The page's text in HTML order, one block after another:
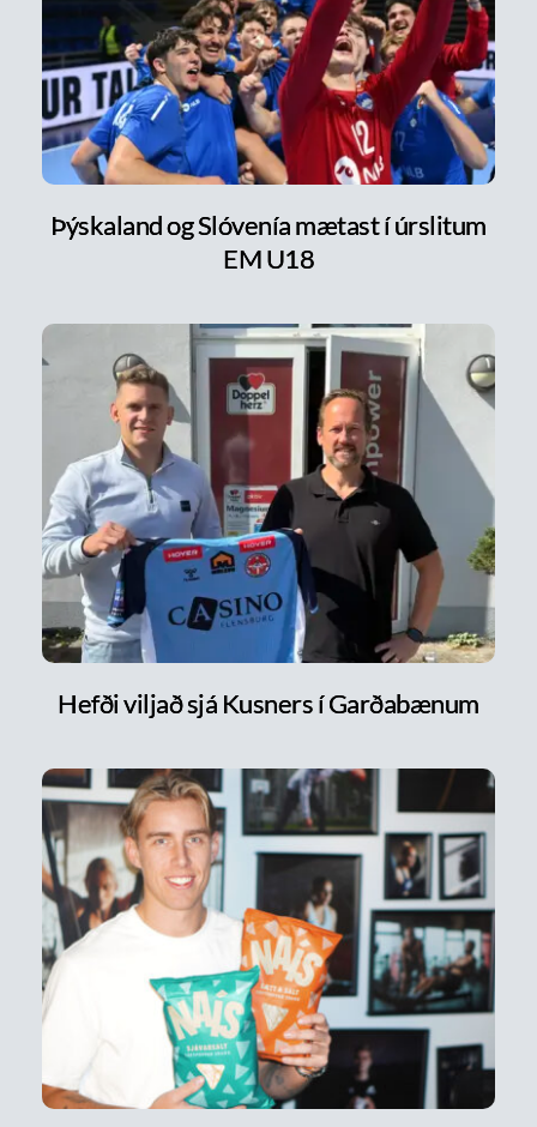
Þýskaland og Slóvenía mætast í úrslitum
EM U18
Hefði viljað sjá Kusners í Garðabænum